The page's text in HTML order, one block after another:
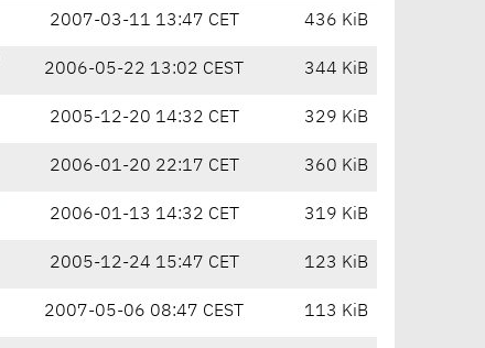
2007-03-11 13:47 CET 436 KiB
2006-05-22 13:02 CEST 344 KiB
2005-12-20 14:32 CET 329 KiB
2006-01-20 22:17 CET 360 KiB
2006-01-13 14:32 CET 319 KiB
2005-12-24 15:47 CET 123 KiB
2007-05-06 08:47 CEST 113 KiB